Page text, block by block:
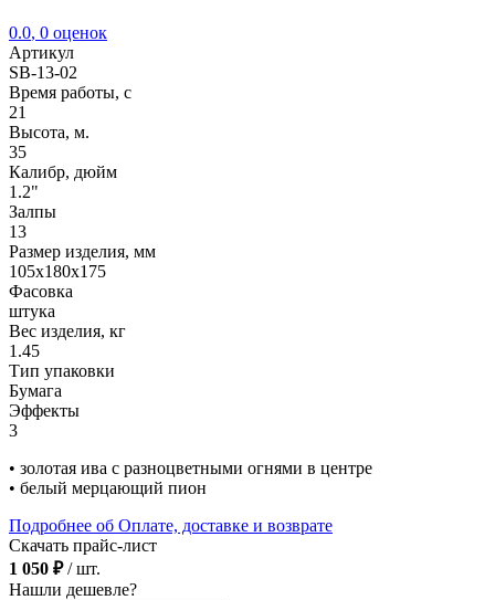
0.0, 0 оценок
Артикул
SB-13-02
Время работы, с
21
Высота, м.
35
Калибр, дюйм
1.2"
Залпы
13
Размер изделия, мм
105х180х175
Фасовка
штука
Вес изделия, кг
1.45
Тип упаковки
Бумага
Эффекты
3
• золотая ива с разноцветными огнями в центре
• белый мерцающий пион
Подробнее об Оплате, доставке и возврате
Скачать прайс-лист
1 050 ₽ / шт.
Нашли дешевле?